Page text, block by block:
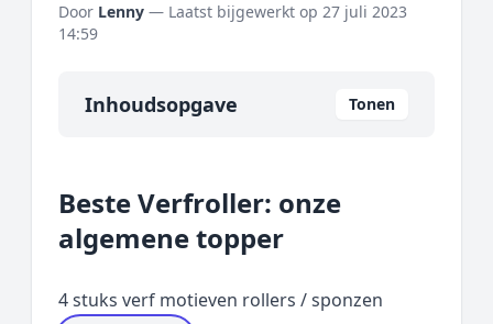
Door Lenny — Laatst bijgewerkt op 27 juli 2023
14:59
Inhoudsopgave Tonen
Onze algemene topper
Prijs topper
Rating topper
Beste Verfroller: onze
algemene topper
4 stuks verf motieven rollers / sponzen